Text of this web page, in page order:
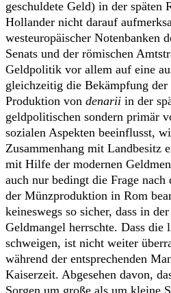
geschuldete Geld) in der
Hollander nicht darauf
westeuropäischer Notenbanken
Senats und der römischen
Geldpolitik vor allem auf eine
gleichzeitig die Bekämpfung
Produktion von denarii in der
geldpolitischen sondern primär
sozialen Aspekten beeinflusst,
Zusammenhang mit Landbesitz
mit Hilfe der modernen
auch nur bedingt die Frage
der Münzproduktion in Rom
keineswegs so sicher, dass in
Geldmangel herrschte. Dass die
schweigen, ist nicht weiter
während der entsprechenden
Kaiserzeit. Abgesehen davon,